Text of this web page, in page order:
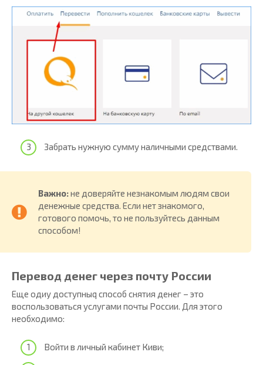
Забрать нужную сумму наличными средствами.
Важно:не доверяйте незнакомым людям свои
денежные средства. Если нет знакомого,
готового помочь, то не пользуйтесь данным
способом!
Перевод денег через почту России
Еще одиy доступныq способ снятия денег – это
воспользоваться услугами почты России. Для этого
необходимо:
Войти в личный кабинет Киви;